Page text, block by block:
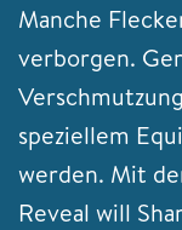
Manche
verborgen.
speziellem
werden. Mit
Reveal will